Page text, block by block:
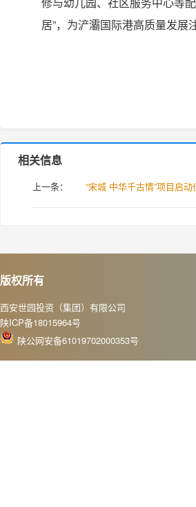
居”，为浐灞国际港高质量发展
相关信息
上一条： “宋城 中华千古情”项目启
版权所有
西安世园投资（集团）有限公司
陕ICP备18015964号
陕公网安备61019702000353号